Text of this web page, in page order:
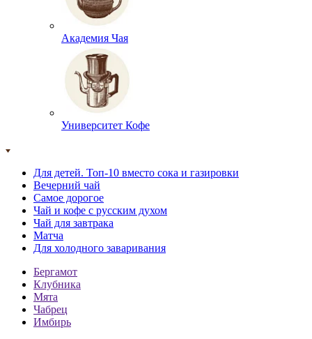
Академия Чая
Университет Кофе
Для детей. Топ-10 вместо сока и газировки
Вечерний чай
Самое дорогое
Чай и кофе с русским духом
Чай для завтрака
Матча
Для холодного заваривания
Бергамот
Клубника
Мята
Чабрец
Имбирь